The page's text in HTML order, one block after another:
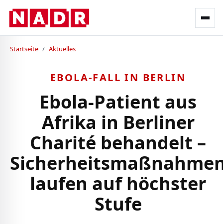
Startseite / Aktuelles
EBOLA-FALL IN BERLIN
Ebola-Patient aus
Afrika in Berliner
Charité behandelt –
laufen auf höchster
Stufe